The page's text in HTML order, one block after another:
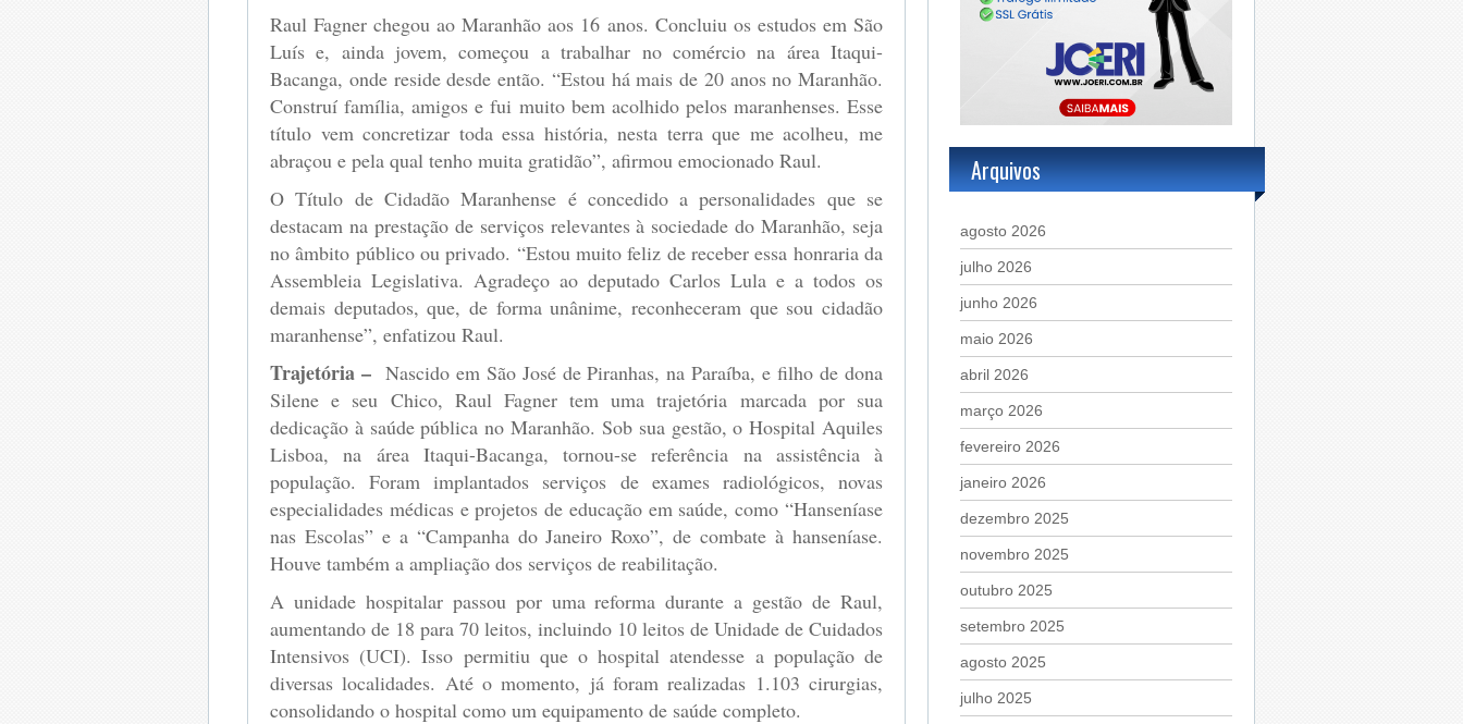
Raul Fagner chegou ao Maranhão aos 16 anos. Concluiu os estudos em São
Luís e, ainda jovem, começou a trabalhar no comércio na área Itaqui-
Bacanga, onde reside desde então. “Estou há mais de 20 anos no Maranhão.
Construí família, amigos e fui muito bem acolhido pelos maranhenses. Esse
título vem concretizar toda essa história, nesta terra que me acolheu, me
abraçou e pela qual tenho muita gratidão”, afirmou emocionado Raul.
O Título de Cidadão Maranhense é concedido a personalidades que se
destacam na prestação de serviços relevantes à sociedade do Maranhão, seja
no âmbito público ou privado. “Estou muito feliz de receber essa honraria da
Assembleia Legislativa. Agradeço ao deputado Carlos Lula e a todos os
demais deputados, que, de forma unânime, reconheceram que sou cidadão
maranhense”, enfatizou Raul.
Trajetória – Nascido em São José de Piranhas, na Paraíba, e filho de dona
Silene e seu Chico, Raul Fagner tem uma trajetória marcada por sua
dedicação à saúde pública no Maranhão. Sob sua gestão, o Hospital Aquiles
Lisboa, na área Itaqui-Bacanga, tornou-se referência na assistência à
população. Foram implantados serviços de exames radiológicos, novas
especialidades médicas e projetos de educação em saúde, como “Hanseníase
nas Escolas” e a “Campanha do Janeiro Roxo”, de combate à hanseníase.
Houve também a ampliação dos serviços de reabilitação.
A unidade hospitalar passou por uma reforma durante a gestão de Raul,
aumentando de 18 para 70 leitos, incluindo 10 leitos de Unidade de Cuidados
Intensivos (UCI). Isso permitiu que o hospital atendesse a população de
diversas localidades. Até o momento, já foram realizadas 1.103 cirurgias,
consolidando o hospital como um equipamento de saúde completo.
Arquivos
agosto 2026
julho 2026
junho 2026
maio 2026
abril 2026
março 2026
fevereiro 2026
janeiro 2026
dezembro 2025
novembro 2025
outubro 2025
setembro 2025
agosto 2025
julho 2025